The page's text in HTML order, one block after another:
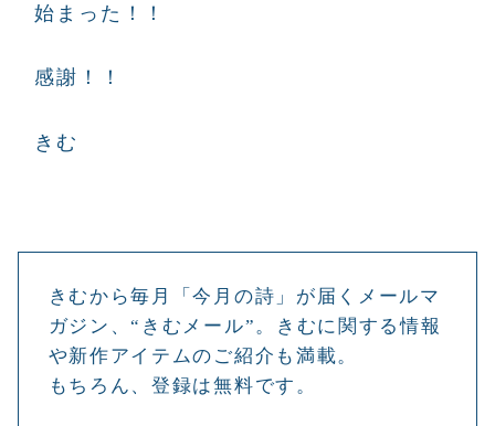
始まった！！
感謝！！
きむ
きむから毎月「今月の詩」が届くメールマ
ガジン、“きむメール”。きむに関する情報
や新作アイテムのご紹介も満載。
もちろん、登録は無料です。